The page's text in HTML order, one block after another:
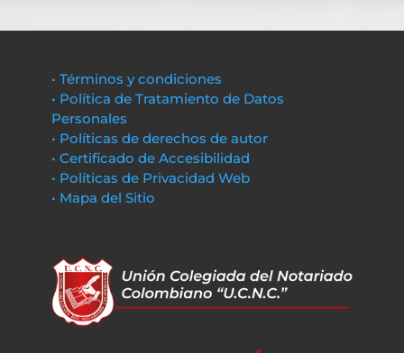
• Términos y condiciones
• Política de Tratamiento de Datos
Personales
• Políticas de derechos de autor
• Certificado de Accesibilidad
• Políticas de Privacidad Web
• Mapa del Sitio